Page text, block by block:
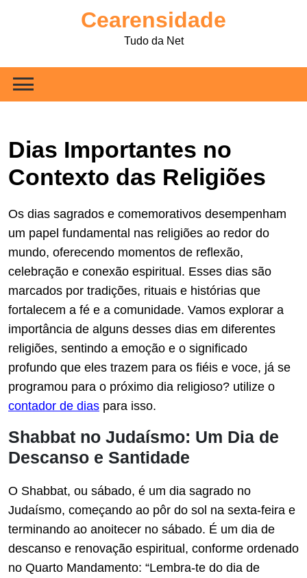
Cearensidade
Tudo da Net
Dias Importantes no
Contexto das Religiões
Os dias sagrados e comemorativos desempenham
um papel fundamental nas religiões ao redor do
mundo, oferecendo momentos de reflexão,
celebração e conexão espiritual. Esses dias são
marcados por tradições, rituais e histórias que
fortalecem a fé e a comunidade. Vamos explorar a
importância de alguns desses dias em diferentes
religiões, sentindo a emoção e o significado
profundo que eles trazem para os fiéis e voce, já se
programou para o próximo dia religioso? utilize o
contador de dias para isso.
Shabbat no Judaísmo: Um Dia de
Descanso e Santidade
O Shabbat, ou sábado, é um dia sagrado no
Judaísmo, começando ao pôr do sol na sexta-feira e
terminando ao anoitecer no sábado. É um dia de
descanso e renovação espiritual, conforme ordenado
no Quarto Mandamento: “Lembra-te do dia de